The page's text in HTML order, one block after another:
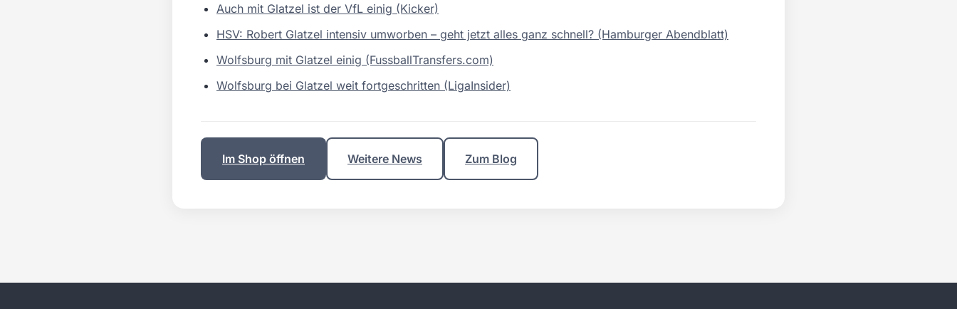
Auch mit Glatzel ist der VfL einig (Kicker)
HSV: Robert Glatzel intensiv umworben – geht jetzt alles ganz schnell? (Hamburger Abendblatt)
Wolfsburg mit Glatzel einig (FussballTransfers.com)
Wolfsburg bei Glatzel weit fortgeschritten (LigaInsider)
Im Shop öffnen Weitere News Zum Blog